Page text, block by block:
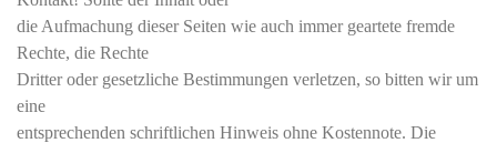
die Aufmachung dieser Seiten wie auch immer geartete fremde
Rechte, die Rechte
Dritter oder gesetzliche Bestimmungen verletzen, so bitten wir um
eine
entsprechenden schriftlichen Hinweis ohne Kostennote. Die